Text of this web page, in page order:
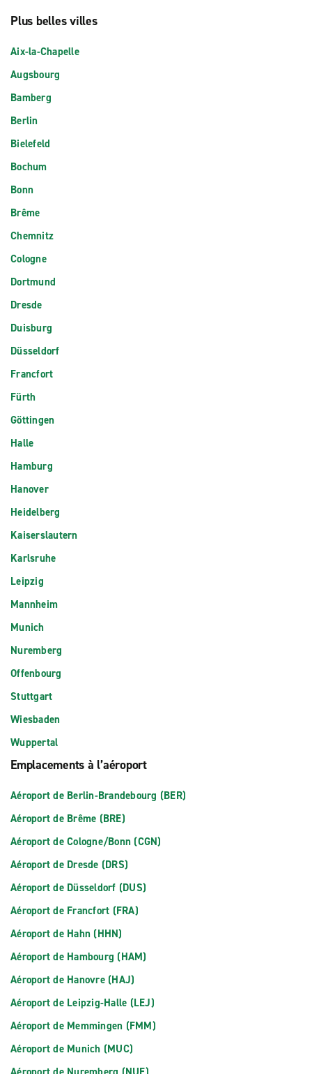
Plus belles villes
Aix-la-Chapelle
Augsbourg
Bamberg
Berlin
Bielefeld
Bochum
Bonn
Brême
Chemnitz
Cologne
Dortmund
Dresde
Duisburg
Düsseldorf
Francfort
Fürth
Göttingen
Halle
Hamburg
Hanover
Heidelberg
Kaiserslautern
Karlsruhe
Leipzig
Mannheim
Munich
Nuremberg
Offenbourg
Stuttgart
Wiesbaden
Wuppertal
Emplacements à l’aéroport
Aéroport de Berlin-Brandebourg (BER)
Aéroport de Brême (BRE)
Aéroport de Cologne/Bonn (CGN)
Aéroport de Dresde (DRS)
Aéroport de Düsseldorf (DUS)
Aéroport de Francfort (FRA)
Aéroport de Hahn (HHN)
Aéroport de Hambourg (HAM)
Aéroport de Hanovre (HAJ)
Aéroport de Leipzig-Halle (LEJ)
Aéroport de Memmingen (FMM)
Aéroport de Munich (MUC)